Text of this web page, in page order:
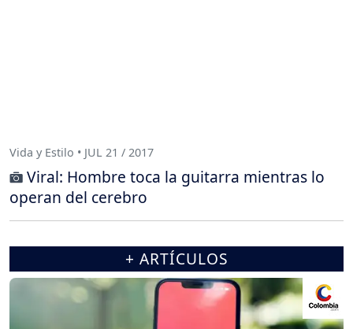
Vida y Estilo • JUL 21 / 2017
Viral: Hombre toca la guitarra mientras lo
operan del cerebro
+ ARTÍCULOS